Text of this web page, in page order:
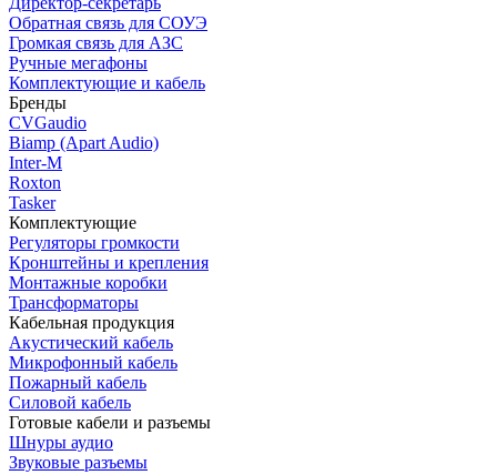
Обратная связь для СОУЭ
Громкая связь для АЗС
Ручные мегафоны
Комплектующие и кабель
Бренды
CVGaudio
Biamp (Apart Audio)
Inter-M
Roxton
Tasker
Комплектующие
Регуляторы громкости
Кронштейны и крепления
Монтажные коробки
Трансформаторы
Кабельная продукция
Акустический кабель
Микрофонный кабель
Пожарный кабель
Силовой кабель
Готовые кабели и разъемы
Шнуры аудио
Звуковые разъемы